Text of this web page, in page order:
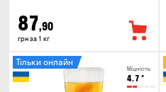
87,90
грн за 1 кг
Міцність
4.7 °
Тільки онлайн